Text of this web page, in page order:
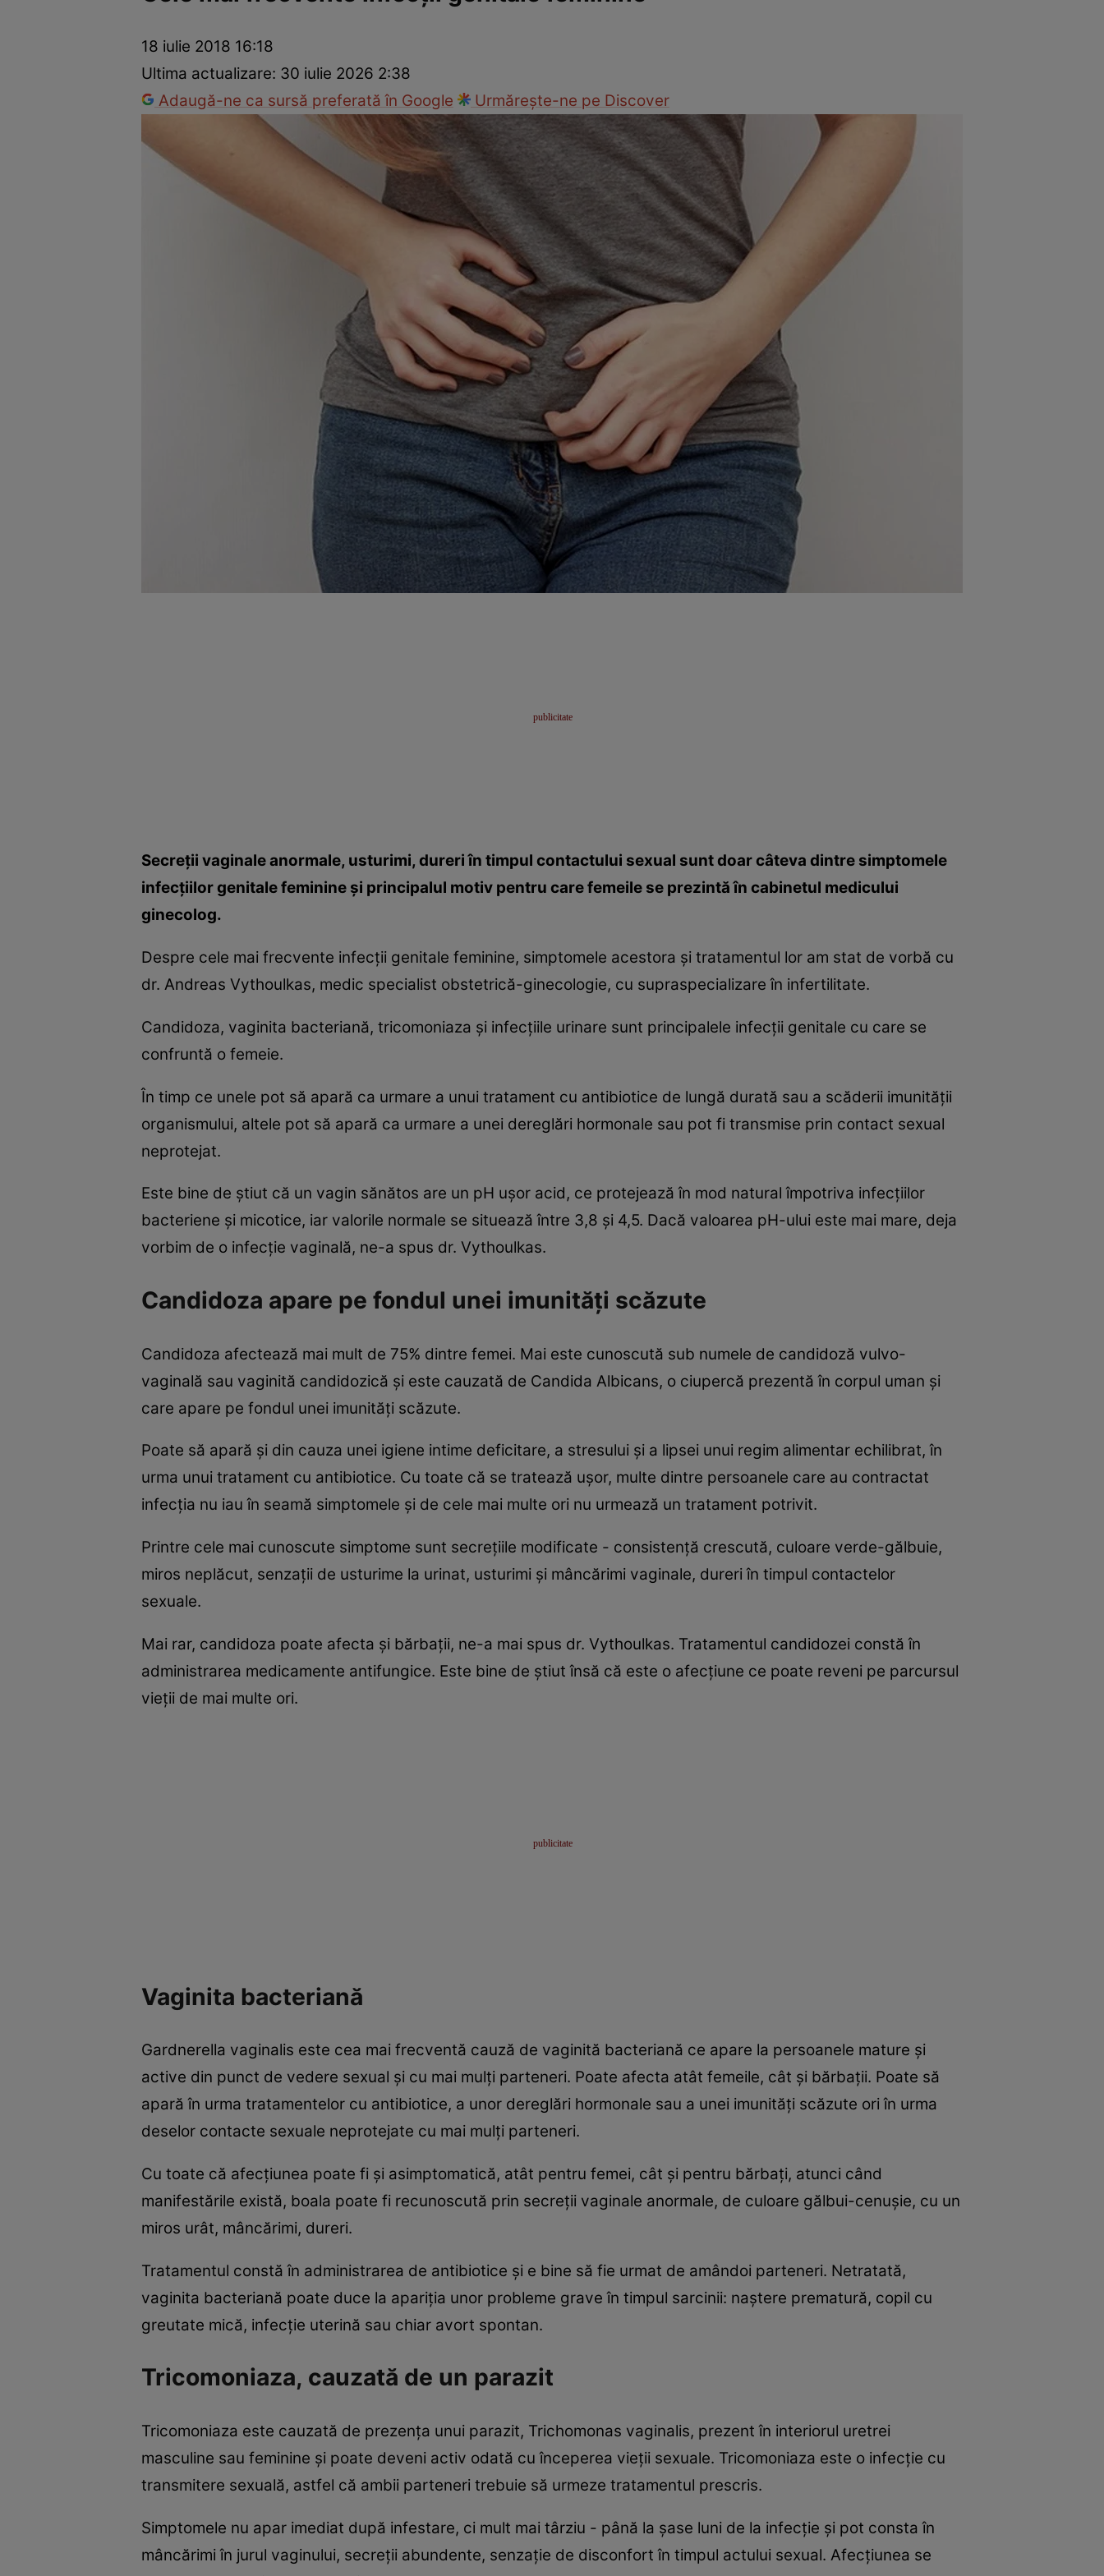
Dezvoltare personalăÎngrijire personalăCasă și grădină
18 iulie 2018 16:18
Ultima actualizare: 30 iulie 2026 2:38
Adaugă-ne ca sursă preferată în Google
Urmărește-ne pe Discover
Secreţii vaginale anormale, usturimi, dureri în timpul contactului sexual sunt doar câteva dintre simptomele
infecţiilor genitale feminine şi principalul motiv pentru care femeile se prezintă în cabinetul medicului
ginecolog.
Despre cele mai frecvente infecţii genitale feminine, simptomele acestora şi tratamentul lor am stat de vorbă cu
dr. Andreas Vythoulkas, medic specialist obstetrică-ginecologie, cu supraspecializare în infertilitate.
Candidoza, vaginita bacteriană, tricomoniaza şi infecţiile urinare sunt principalele infecţii genitale cu care se
confruntă o femeie.
În timp ce unele pot să apară ca urmare a unui tratament cu antibiotice de lungă durată sau a scăderii imunităţii
organismului, altele pot să apară ca urmare a unei dereglări hormonale sau pot fi transmise prin contact sexual
neprotejat.
Este bine de ştiut că un vagin sănătos are un pH uşor acid, ce protejează în mod natural împotriva infecţiilor
bacteriene şi micotice, iar valorile normale se situează între 3,8 şi 4,5. Dacă valoarea pH-ului este mai mare, deja
vorbim de o infecţie vaginală, ne-a spus dr. Vythoulkas.
Candidoza apare pe fondul unei imunităţi scăzute
Candidoza afectează mai mult de 75% dintre femei. Mai este cunoscută sub numele de candidoză vulvo-
vaginală sau vaginită candidozică şi este cauzată de Candida Albicans, o ciupercă prezentă în corpul uman şi
care apare pe fondul unei imunităţi scăzute.
Poate să apară şi din cauza unei igiene intime deficitare, a stresului şi a lipsei unui regim alimentar echilibrat, în
urma unui tratament cu antibiotice. Cu toate că se tratează uşor, multe dintre persoanele care au contractat
infecţia nu iau în seamă simptomele şi de cele mai multe ori nu urmează un tratament potrivit.
Printre cele mai cunoscute simptome sunt secreţiile modificate - consistenţă crescută, culoare verde-gălbuie,
miros neplăcut, senzaţii de usturime la urinat, usturimi şi mâncărimi vaginale, dureri în timpul contactelor
sexuale.
Mai rar, candidoza poate afecta şi bărbaţii, ne-a mai spus dr. Vythoulkas. Tratamentul candidozei constă în
administrarea medicamente antifungice. Este bine de ştiut însă că este o afecţiune ce poate reveni pe parcursul
vieţii de mai multe ori.
Vaginita bacteriană
Gardnerella vaginalis este cea mai frecventă cauză de vaginită bacteriană ce apare la persoanele mature şi
active din punct de vedere sexual şi cu mai mulţi parteneri. Poate afecta atât femeile, cât şi bărbaţii. Poate să
apară în urma tratamentelor cu antibiotice, a unor dereglări hormonale sau a unei imunităţi scăzute ori în urma
deselor contacte sexuale neprotejate cu mai mulţi parteneri.
Cu toate că afecţiunea poate fi şi asimptomatică, atât pentru femei, cât şi pentru bărbaţi, atunci când
manifestările există, boala poate fi recunoscută prin secreţii vaginale anormale, de culoare gălbui-cenuşie, cu un
miros urât, mâncărimi, dureri.
Tratamentul constă în administrarea de antibiotice şi e bine să fie urmat de amândoi parteneri. Netratată,
vaginita bacteriană poate duce la apariţia unor probleme grave în timpul sarcinii: naştere prematură, copil cu
greutate mică, infecţie uterină sau chiar avort spontan.
Tricomoniaza, cauzată de un parazit
Tricomoniaza este cauzată de prezenţa unui parazit, Trichomonas vaginalis, prezent în interiorul uretrei
masculine sau feminine şi poate deveni activ odată cu începerea vieţii sexuale. Tricomoniaza este o infecţie cu
transmitere sexuală, astfel că ambii parteneri trebuie să urmeze tratamentul prescris.
Simptomele nu apar imediat după infestare, ci mult mai târziu - până la şase luni de la infecţie şi pot consta în
mâncărimi în jurul vaginului, secreţii abundente, senzaţie de disconfort în timpul actului sexual. Afecţiunea se